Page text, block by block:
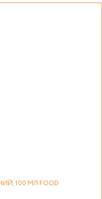
100 МЛ FOOD